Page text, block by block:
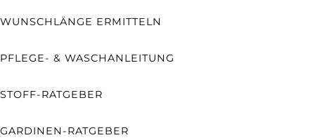
WUNSCHLÄNGE ERMITTELN
PFLEGE- & WASCHANLEITUNG
STOFF-RATGEBER
GARDINEN-RATGEBER